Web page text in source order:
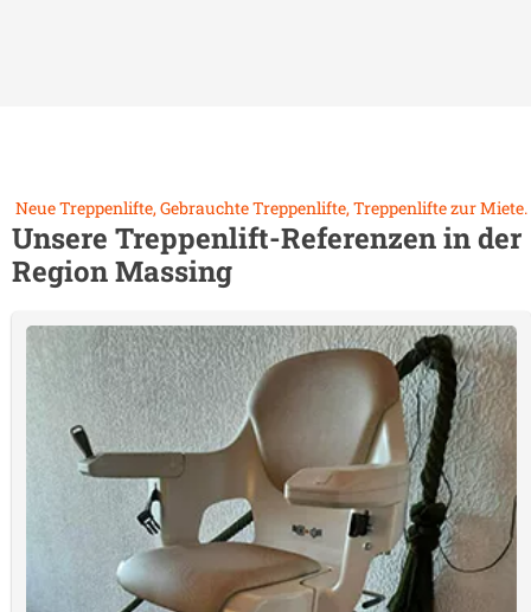
Neue Treppenlifte, Gebrauchte Treppenlifte, Treppenlifte zur Miete.
Unsere Treppenlift-Referenzen in der
RegionMassing